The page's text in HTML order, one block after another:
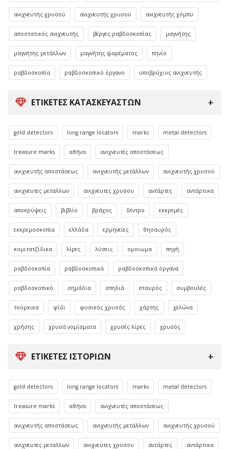
ανιχνευτής χρυσού ανιχνευτής χρυσού ανιχνευτής χόμπυ
αποστατικός ανιχνευτής βέργες ραβδοσκοπίας μαγνήτης
μαγνήτης μετάλλων μαγνήτης ψαρέματος πηνίο
ραβδοσκοπία ραβδοσκοπικό όργανο υποβρύχιος ανιχνευτής
ΕΤΙΚΈΤΕΣ ΚΑΤΑΣΚΕΥΑΣΤΏΝ
gold detectors long range locators marks metal detectors
treasure marks αθήνα ανιχνευτές αποστάσεως
ανιχνευτής αποστάσεως ανιχνευτής μετάλλων ανιχνευτής χρυσού
ανιχνευτες μεταλλων ανιχνευτες χρυσου αντάρτες αντάρτικα
αποκρύψεις βιβλίο βράχος δέντρο εκκρεμές
εκκρεμοσκοπία ελλάδα ερμηνείες θησαυρός
κομιτατζίδικα λίρες λύσεις ομοιωμα πηγή
ραβδοσκοπία ραβδοσκοπικά ραβδοσκοπικά όργανα
ραβδοσκοπικό σημάδια σπηλιά σταυρός συμβουλές
τούρκικα φίδι φυσικός χρυσός χάρτης χελώνα
χρήσης χρυσά νομίσματα χρυσές λίρες χρυσός
ΕΤΙΚΈΤΕΣ ΙΣΤΟΡΙΏΝ
gold detectors long range locators marks metal detectors
treasure marks αθήνα ανιχνευτές αποστάσεως
ανιχνευτής αποστάσεως ανιχνευτής μετάλλων ανιχνευτής χρυσού
ανιχνευτες μεταλλων ανιχνευτες χρυσου αντάρτες αντάρτικα